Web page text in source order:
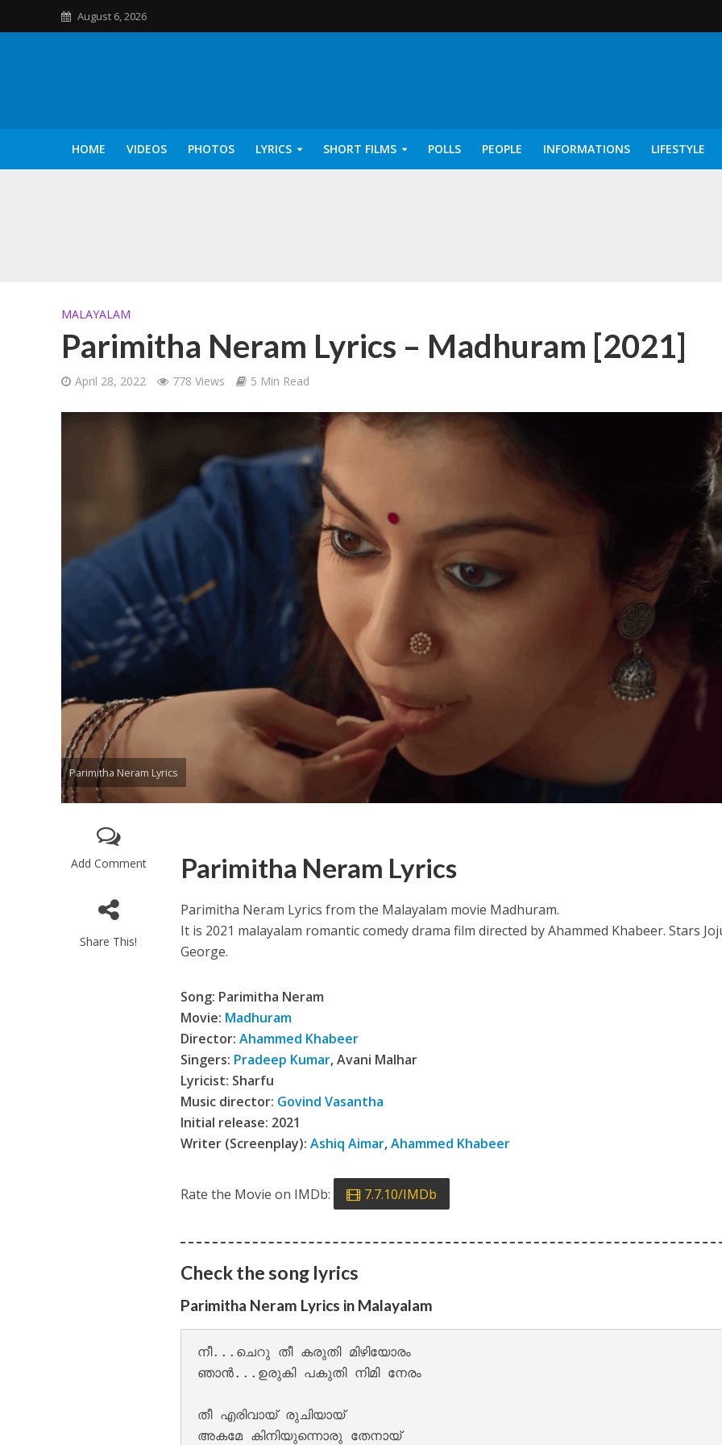
August 6, 2026
HOME VIDEOS PHOTOS LYRICS SHORT FILMS POLLS PEOPLE INFORMATIONS LIFESTYLE
Ponni Nadhi Lyrics – Ponniyin Selvan: I [2022]
Alakadal Lyrics – Ponniyin Selvan: I [2022]
Viral Thodathe Lyrics – Solomante Theneechakal [2022]
MALAYALAM
Parimitha Neram Lyrics – Madhuram [2021]
April 28, 2022 778 Views 5 Min Read
Parimitha Neram Lyrics
Add Comment
Share This!
Parimitha Neram Lyrics
Parimitha Neram Lyrics from the Malayalam movie Madhuram.
It is 2021 malayalam romantic comedy drama film directed by Ahammed Khabeer. Stars
George.
Song: Parimitha Neram
Movie: Madhuram
Director:Ahammed Khabeer
Singers: Pradeep Kumar, Avani Malhar
Lyricist: Sharfu
Music director: Govind Vasantha
Initial release: 2021
Writer (Screenplay):Ashiq Aimar,Ahammed Khabeer
Rate the Movie on IMDb: 7.7.10/IMDb
Check the song lyrics
Parimitha Neram Lyrics in Malayalam
നീ...ചെറു തീ കരുതി മിഴിയോരം
ഞാൻ...ഉരുകി പകുതി നിമി നേരം
തീ എരിവായ് രുചിയായ്
അകമേ കിനിയുന്നൊരു തേനായ്